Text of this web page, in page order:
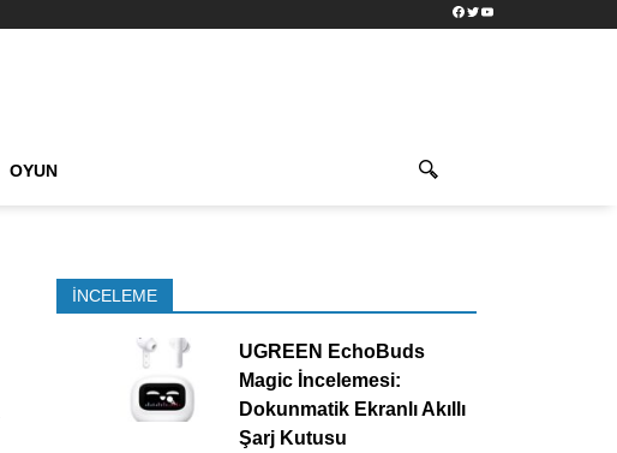
Facebook
TwitterYouTube
OYUN
İNCELEME
UGREEN EchoBuds
Magic İncelemesi:
Dokunmatik Ekranlı Akıllı
Şarj Kutusu